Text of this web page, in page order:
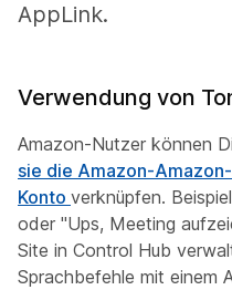
AppLink.
Verwendung von
Amazon-Nutzer können
sie die Amazon-
Konto verknüpfen.
oder "Ups, Meeting
Site in Control Hub
Sprachbefehle mit einem